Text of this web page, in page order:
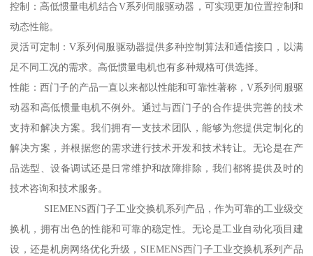
控制：高低惯量电机结合V系列伺服驱动器，可实现更加位置控制和
动态性能。
灵活可定制：V系列伺服驱动器提供多种控制算法和通信接口，以满
足不同工况的需求。高低惯量电机也有多种规格可供选择。
性能：西门子的产品一直以来都以性能和可靠性著称，V系列伺服驱
动器和高低惯量电机不例外。通过与西门子的合作提供完善的技术
支持和解决方案。我们拥有一支技术团队，能够为您提供定制化的
解决方案，并根据您的需求进行技术开发和技术转让。无论是在产
品选型、设备调试还是日常维护和故障排除，我们都将提供及时的
技术咨询和技术服务。
SIEMENS西门子工业交换机系列产品，作为可靠的工业级交
换机，拥有出色的性能和可靠的稳定性。无论是工业自动化项目建
设，还是机房网络优化升级，SIEMENS西门子工业交换机系列产品